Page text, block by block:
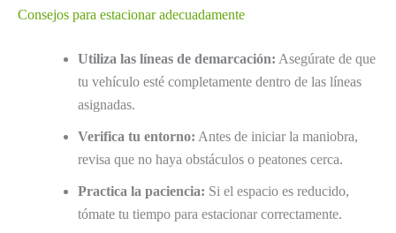
Consejos para estacionar adecuadamente
Utiliza las líneas de demarcación: Asegúrate de que
tu vehículo esté completamente dentro de las líneas
asignadas.
Verifica tu entorno: Antes de iniciar la maniobra,
revisa que no haya obstáculos o peatones cerca.
Practica la paciencia: Si el espacio es reducido,
tómate tu tiempo para estacionar correctamente.